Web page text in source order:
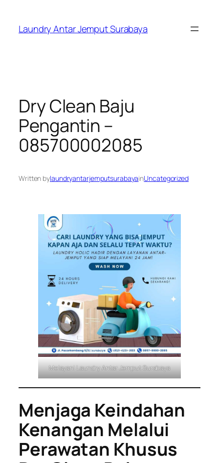
content
Laundry Antar Jemput Surabaya
Dry Clean Baju
Pengantin –
085700002085
Written bylaundryantarjemputsurabayainUncategorized
Melayani Laundry Antar Jemput Surabaya
Menjaga Keindahan
Kenangan Melalui
Perawatan Khusus